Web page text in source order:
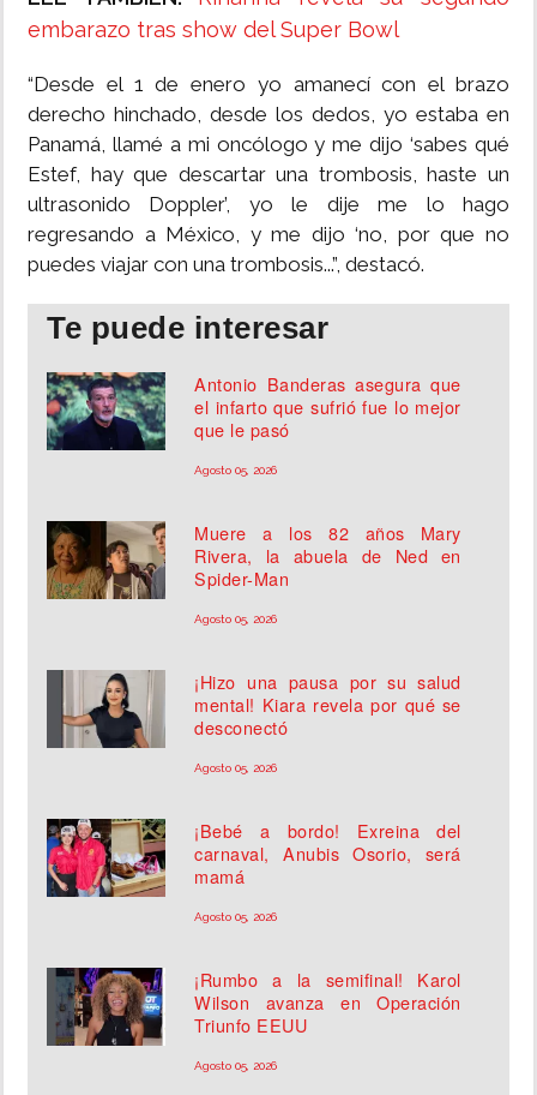
embarazo tras show del Super Bowl
“Desde el 1 de enero yo amanecí con el brazo
derecho hinchado, desde los dedos, yo estaba en
Panamá, llamé a mi oncólogo y me dijo ‘sabes qué
Estef, hay que descartar una trombosis, haste un
ultrasonido Doppler’, yo le dije me lo hago
regresando a México, y me dijo ‘no, por que no
puedes viajar con una trombosis...”, destacó.
Te puede interesar
Antonio Banderas asegura que
el infarto que sufrió fue lo mejor
que le pasó
Agosto 05, 2026
Muere a los 82 años Mary
Rivera, la abuela de Ned en
Spider-Man
Agosto 05, 2026
¡Hizo una pausa por su salud
mental! Kiara revela por qué se
desconectó
Agosto 05, 2026
¡Bebé a bordo! Exreina del
carnaval, Anubis Osorio, será
mamá
Agosto 05, 2026
¡Rumbo a la semifinal! Karol
Wilson avanza en Operación
Triunfo EEUU
Agosto 05, 2026